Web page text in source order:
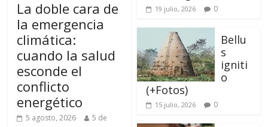
La doble cara de
la emergencia
climática:
cuando la salud
esconde el
conflicto
energético
5 agosto, 2026
5 de
19 julio, 2026 0
Bellu
s
igniti
o
(+Fotos)
15 julio, 2026 0